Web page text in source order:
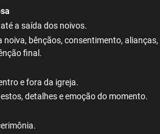
a saída dos noivos.
bênçãos, consentimento, alianças,
final.
e fora da igreja.
detalhes e emoção do momento.